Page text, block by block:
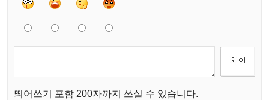
띄어쓰기 포함 200자까지 쓰실 수 있습니다.